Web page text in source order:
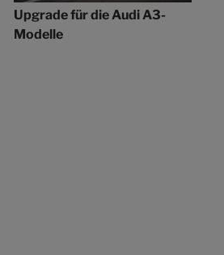
Upgrade für die Audi A3-
Modelle